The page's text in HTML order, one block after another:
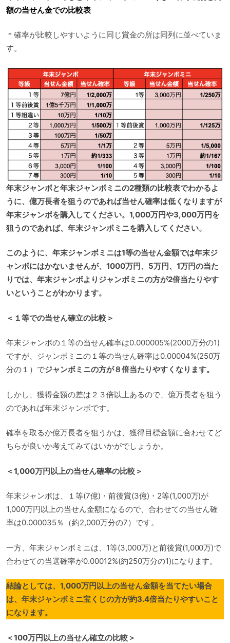
額の当せん金での比較表
＊確率が比較しやすいように同じ賞金の所は同列に並べていま
す。
年末ジャンボと年末ジャンボミニの2種類の比較表でわかるよ
うに、億万長者を狙うのであれば当せん確率は低くなりますが
年末ジャンボを購入してください。1,000万円や3,000万円を
狙うのであれば、年末ジャンボミニを購入してください。
このように、年末ジャンボミニは1等の当せん金額では年末ジ
ャンボにはかないませんが、1000万円、5万円、1万円の当た
りでは、年末ジャンボよりジャンボミニの方が2倍当たりやす
いということがわかります。
＜１等での当せん確立の比較＞
年末ジャンボの１等の当せん確率は0.000005%(2000万分の1)
ですが、ジャンボミニの１等の当せん確率は0.00004%(250万
分の１）でジャンボミニの方が８倍当たりやすくなります。
しかし、獲得金額の差は２３倍以上あるので、億万長者を狙う
のであれば年末ジャンボです。
確率を取るか億万長者を狙うかは、獲得目標金額に合わせてど
ちらが良いか考えてみてはいかがでしょうか。
＜1,000万円以上の当せん確率の比較＞
年末ジャンボは、１等(7億)・前後賞(3億)・2等(1,000万)が
1,000万円以上の当せん金額になるので、合わせての当せん確
率は0.000035％（約2,000万分の7）です。
一方、年末ジャンボミニは、1等(3,000万)と前後賞(1,000万)で
合わせての当選確率が0.00012%(約250万分の1)になります。
結論としては、1,000万円以上の当せん金額を当てたい場合
は、年末ジャンボミニ宝くじの方が約3.4倍当たりやすいこと
になります。
＜100万円以上の当せん確立の比較＞